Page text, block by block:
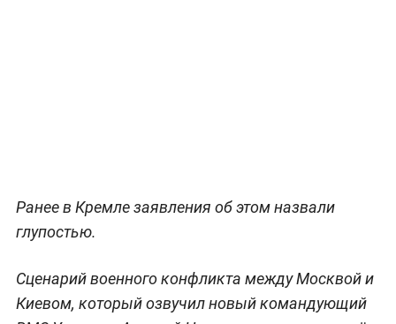
Ранее в Кремле заявления об этом назвали
глупостью.
Сценарий военного конфликта между Москвой и
Киевом, который озвучил новый командующий